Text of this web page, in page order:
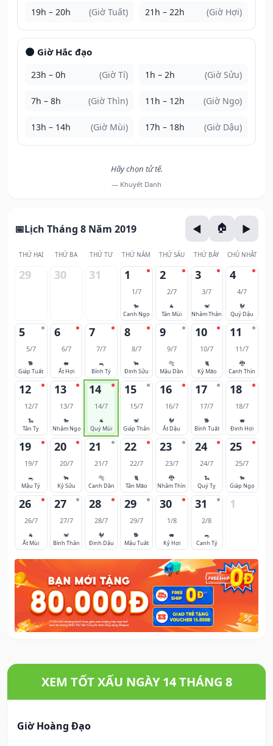
19h – 20h (Giờ Tuất) 21h – 22h (Giờ Hợi)
🌑 Giờ Hắc đạo
23h – 0h (Giờ Tí) 1h – 2h (Giờ Sửu)
7h – 8h (Giờ Thìn) 11h – 12h (Giờ Ngọ)
13h – 14h (Giờ Mùi) 17h – 18h (Giờ Dậu)
Hãy chọn tử tế.
— Khuyết Danh
Lịch Tháng 8 Năm 2019
THỨ HAI THỨ BA THỨ TƯ THỨ NĂM THỨ SÁU THỨ BẢY CHỦ NHẬT
29 30 31 1
1/7
🐎
Canh Ngọ
2
2/7
🐐
Tân Mùi
3
3/7
🐒
Nhâm Thân
4
4/7
🐓
Quý Dậu
5
5/7
🐕
Giáp Tuất
6
6/7
🐖
Ất Hợi
7
7/7
🐀
Bính Tý
8
8/7
🐂
Đinh Sửu
9
9/7
🐅
Mậu Dần
10
10/7
🐈
Kỷ Mão
11
11/7
🐉
Canh Thìn
12
12/7
🐍
Tân Tỵ
13
13/7
🐎
Nhâm Ngọ
14
14/7
🐐
Quý Mùi
15
15/7
🐒
Giáp Thân
16
16/7
🐓
Ất Dậu
17
17/7
🐕
Bính Tuất
18
18/7
🐖
Đinh Hợi
19
19/7
🐀
Mậu Tý
20
20/7
🐂
Kỷ Sửu
21
21/7
🐅
Canh Dần
22
22/7
🐈
Tân Mão
23
23/7
🐉
Nhâm Thìn
24
24/7
🐍
Quý Tỵ
25
25/7
🐎
Giáp Ngọ
26
26/7
🐐
Ất Mùi
27
27/7
🐒
Bính Thân
28
28/7
🐓
Đinh Dậu
29
29/7
🐕
Mậu Tuất
30
1/8
🐖
Kỷ Hợi
31
2/8
🐀
Canh Tý
1
XEM TỐT XẤU NGÀY 14 THÁNG 8
Giờ Hoàng Đạo